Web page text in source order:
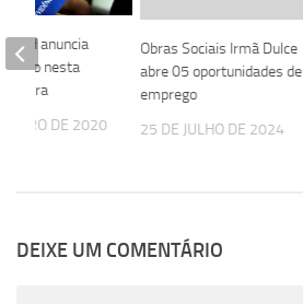
Obras Sociais Irmã Dulce
abre 05 oportunidades de
emprego
25 DE JULHO DE 2024
RH anuncia
nesta
confira
DE 2020
DEIXE UM COMENTÁRIO